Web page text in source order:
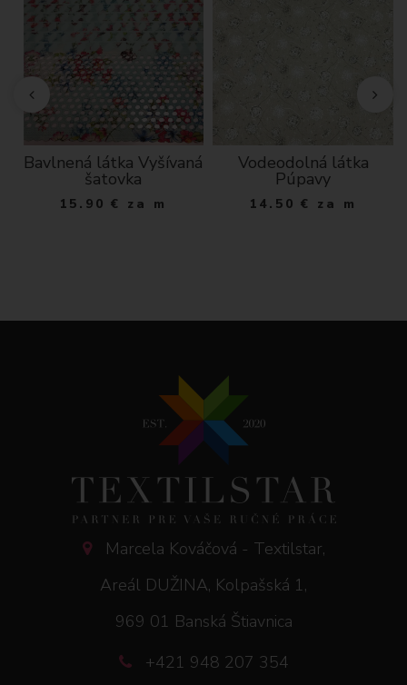
Bavlnená látka Vyšívaná
šatovka
15.90 € za m
Vodeodolná látka
Púpavy
14.50 € za m
Marcela Kováčová - Textilstar,
Areál DUŽINA, Kolpašská 1,
969 01 Banská Štiavnica
+421 948 207 354